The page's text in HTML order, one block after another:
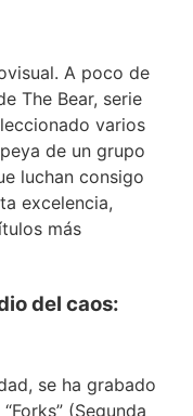
A poco de
The Bear, serie
varios
de un grupo
luchan consigo
excelencia,
más
del caos:
se ha grabado
(Segunda